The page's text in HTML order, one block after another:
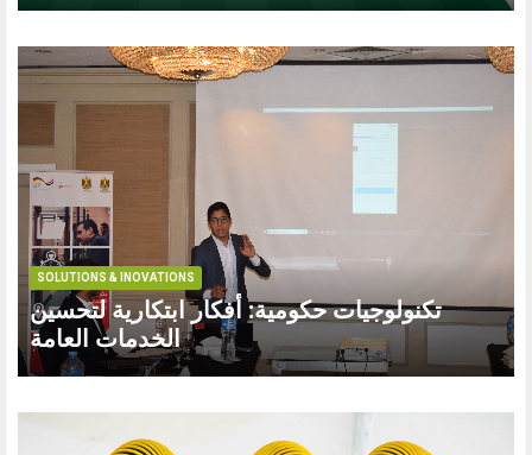
SOLUTIONS & INOVATIONS
تكنولوجيات حكومية: أفكار ابتكارية لتحسين
الخدمات العامة